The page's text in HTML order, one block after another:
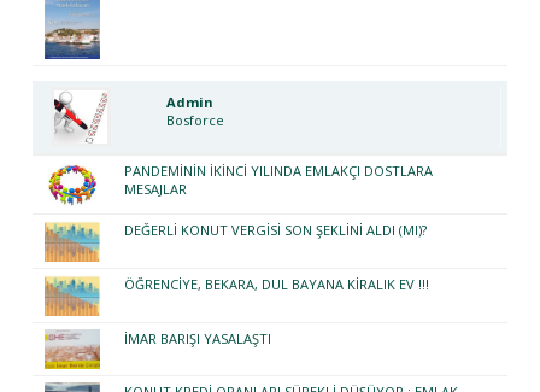
Admin
Bosforce
PANDEMİNİN İKİNCİ YILINDA EMLAKÇI DOSTLARA
MESAJLAR
DEĞERLİ KONUT VERGİSİ SON ŞEKLİNİ ALDI (MI)?
ÖĞRENCİYE, BEKARA, DUL BAYANA KİRALIK EV !!!
İMAR BARIŞI YASALAŞTI